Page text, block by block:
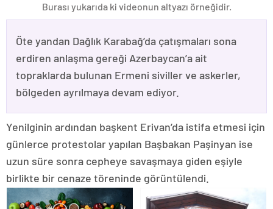
Burası yukarıda ki videonun altyazı örneğidir.
Öte yandan Dağlık Karabağ’da çatışmaları sona
erdiren anlaşma gereği Azerbaycan’a ait
topraklarda bulunan Ermeni siviller ve askerler,
bölgeden ayrılmaya devam ediyor.
Yenilginin ardından başkent Erivan’da istifa etmesi için
günlerce protestolar yapılan Başbakan Paşinyan ise
uzun süre sonra cepheye savaşmaya giden eşiyle
birlikte bir cenaze töreninde görüntülendi.